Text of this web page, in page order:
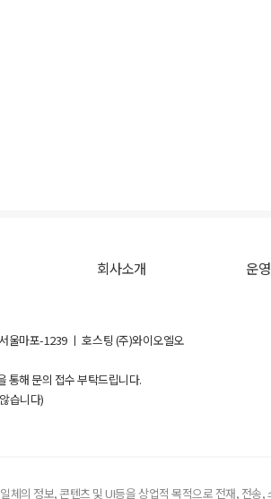
회사소개 운
울마포-1239 ㅣ 호스팅 (주)와이오엘오
통해 문의 접수 부탁드립니다.
습니다)
체의 정보, 콘텐츠 및 UI등을 상업적 목적으로 전재, 전송,